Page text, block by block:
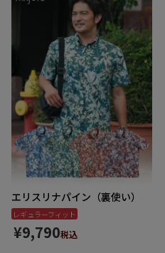
エリスリナパイン（裏使い）
レギュラーフィット
¥9,790税込